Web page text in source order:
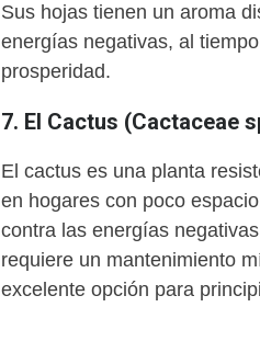
Sus hojas tienen un aroma
energías negativas, al
prosperidad.
7. El Cactus (Cactaceae
El cactus es una planta
en hogares con poco
contra las energías
requiere un mantenimiento
excelente opción para